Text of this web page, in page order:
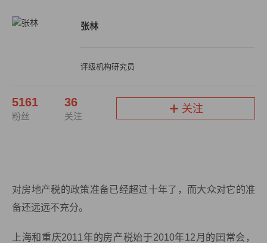
张林
评级机构研究员
5161
粉丝
36
关注
关注
对房地产税的政策准备已经超过十年了，而大众对它的准
备还远远不充分。
上海和重庆2011年的房产税始于2010年12月的囯常会，